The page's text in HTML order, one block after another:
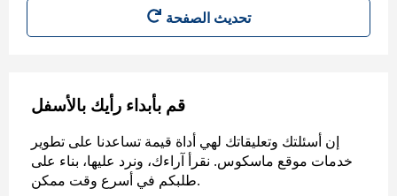
تحديث الصفحة
قم بأبداء رأيك بالأسفل
إن أسئلتك وتعليقاتك لهي أداة قيمة تساعدنا على تطوير
خدمات موقع ماسكوس. نقرأ آراءك، ونرد عليها، بناء على
طلبكم في أسرع وقت ممكن.